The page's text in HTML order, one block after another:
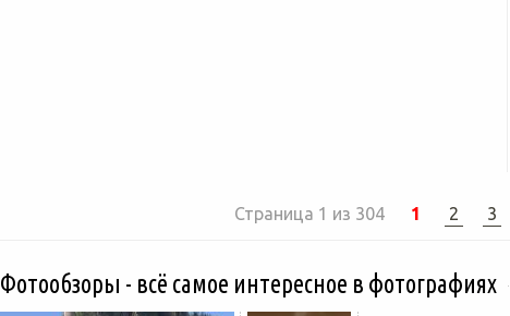
Страница 1 из 304 1 2 3
Фотообзоры - всё самое интересное в фотографиях